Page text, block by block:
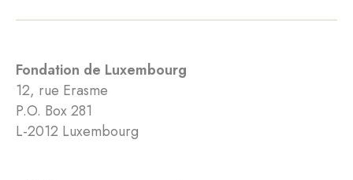
Fondation de Luxembourg
12, rue Erasme
P.O. Box 281
L-2012 Luxembourg